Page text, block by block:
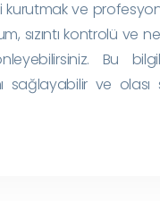
kurutmak ve
sızıntı kontrolü ve
Bu
sağlayabilir ve olası